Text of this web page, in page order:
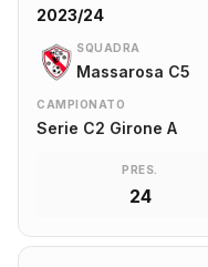
2023/24
SQUADRA
Massarosa C5
CAMPIONATO
Serie C2 Girone A
PRES.
24